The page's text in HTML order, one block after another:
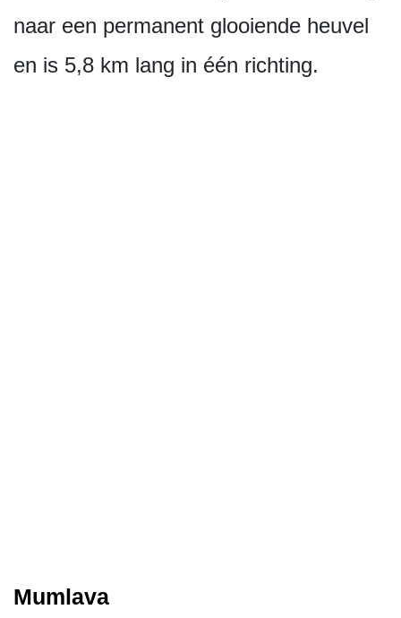
naar een permanent glooiende heuvel
en is 5,8 km lang in één richting.
Mumlava